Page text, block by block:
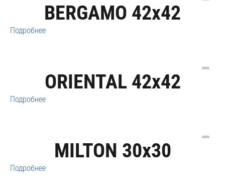
BERGAMO 42x42
Подробнее
ORIENTAL 42x42
Подробнее
MILTON 30x30
Подробнее